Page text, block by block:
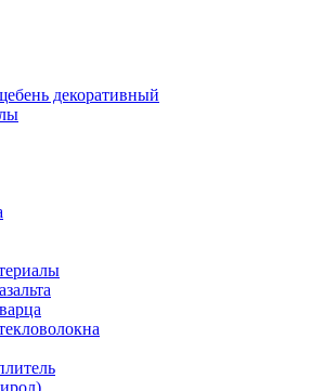
декоративный